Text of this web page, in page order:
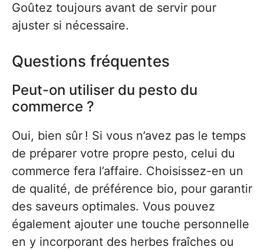
Goûtez toujours avant de servir pour
ajuster si nécessaire.
Questions fréquentes
Peut-on utiliser du pesto du
commerce ?
Oui, bien sûr ! Si vous n’avez pas le temps
de préparer votre propre pesto, celui du
commerce fera l’affaire. Choisissez-en un
de qualité, de préférence bio, pour garantir
des saveurs optimales. Vous pouvez
également ajouter une touche personnelle
en y incorporant des herbes fraîches ou